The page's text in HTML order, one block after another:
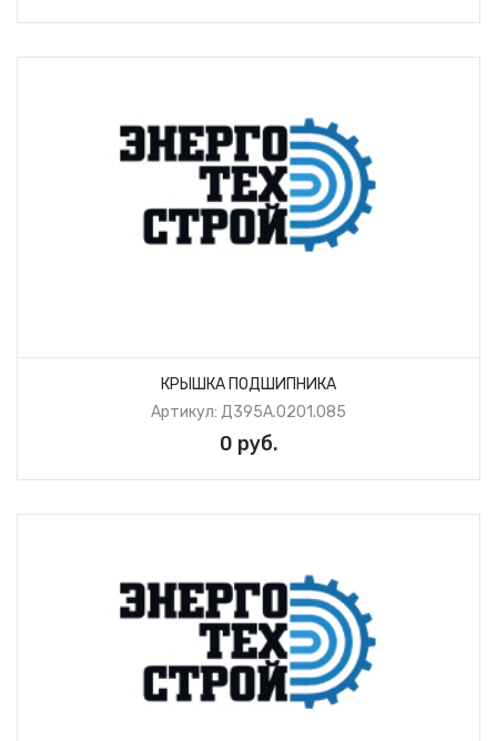
КРЫШКА ПОДШИПНИКА
Артикул: Д395А.0201.085
0 руб.